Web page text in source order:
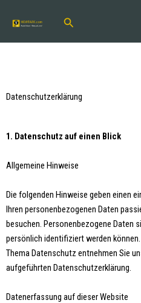
Datenschutzerklärung
1. Datenschutz auf einen Blick
Allgemeine Hinweise
Die folgenden Hinweise geben einen
Ihren personenbezogenen Daten
besuchen. Personenbezogene Daten
persönlich identifiziert werden
Thema Datenschutz entnehmen Sie
aufgeführten Datenschutzerklärung.
Datenerfassung auf dieser Website